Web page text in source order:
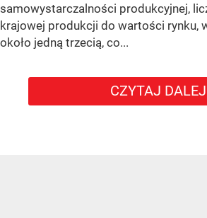
samowystarczalności produkcyjnej,
krajowej produkcji do wartości rynku,
około jedną trzecią, co...
CZYTAJ DALEJ